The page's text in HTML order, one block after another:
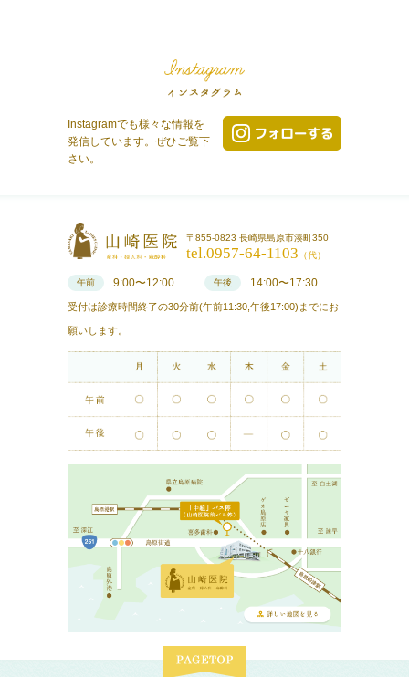
Instagramでも様々な情報を
発信しています。ぜひご覧下
さい。
〒855-0823 長崎県島原市湊町350
tel.0957-64-1103 （代）
午前 9:00〜12:00 午後 14:00〜17:30
受付は診療時間終了の30分前(午前11:30,午後17:00)までにお
願いします。